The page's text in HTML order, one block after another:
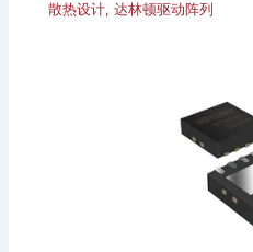
散热设计,达林顿驱动阵列